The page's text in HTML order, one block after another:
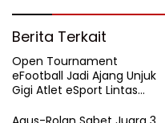
Berita Terkait
Open Tournament
eFootball Jadi Ajang Unjuk
Gigi Atlet eSport Lintas